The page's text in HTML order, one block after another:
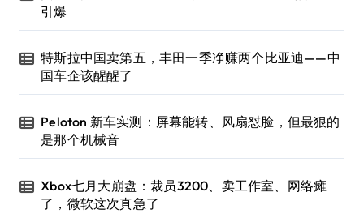
引爆
特斯拉中国卖第五，丰田一季净赚两个比亚迪——中
国车企该醒醒了
Peloton 新车实测：屏幕能转、风扇怼脸，但最狠的
是那个机械音
Xbox七月大崩盘：裁员3200、卖工作室、网络瘫
了，微软这次真急了